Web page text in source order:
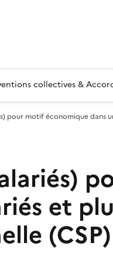
collectives &
pour motif économique dans
et
(CSP)